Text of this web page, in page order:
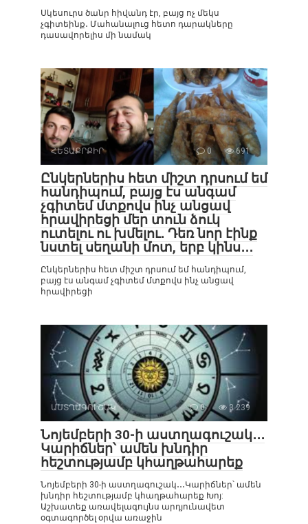
Սկեսուրս ծանր հիվանդ էր, բայց ոչ մեկս
չգիտեինք․ Մահանալուց հետո դարակները
դասավորելիս մի նամակ
ՀԵՏԱՔՐՔԻՐ 0 691
Ընկերներիս հետ միշտ դրսում եմ
հանդիպում, բայց էս անգամ
չգիտեմ մտքովս ինչ անցավ
հրավիրեցի մեր տուն ձուկ
ուտելու ու խմելու․ Դեռ նոր էինք
նստել սեղանի մոտ, երբ կինս․․․
Ընկերներիս հետ միշտ դրսում եմ հանդիպում,
բայց էս անգամ չգիտեմ մտքովս ինչ անցավ
հրավիրեցի
ԱՍՏՂԱԳՈՒՇԱԿ 0 3 239
Նոյեմբերի 30-ի աստղագուշակ․․․
Կարիճներ՝ ամեն խնդիր
հեշտությամբ կհաղթահարեք
Նոյեմբերի 30-ի աստղագուշակ․․․Կարիճներ՝ ամեն
խնդիր հեշտությամբ կհաղթահարեք Խոյ:
Աշխատեք առավելագույնս արդյունավետ
օգտագործել օրվա առաջին